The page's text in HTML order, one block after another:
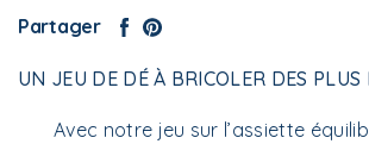
Partager
UN JEU DE DÉ À BRICOLER DES PLUS
Avec notre jeu sur l’assiette